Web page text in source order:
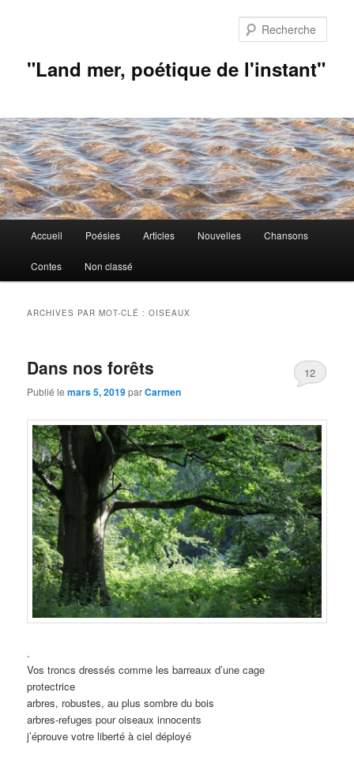
"Land mer, poétique de l'instant"
principal
Accueil Poésies Articles Nouvelles Chansons
Contes Non classé
ARCHIVES PAR MOT-CLÉ :OISEAUX
Dans nos forêts
Publié lemars 5, 2019parCarmen
12
.
Vos troncs dressés comme les barreaux d’une cage
protectrice
arbres, robustes, au plus sombre du bois
arbres-refuges pour oiseaux innocents
j’éprouve votre liberté à ciel déployé